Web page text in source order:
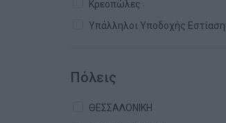
Κρεοπώλες
Υπάλληλοι Υποδοχής
Πόλεις
ΘΕΣΣΑΛΟΝΙΚΗ